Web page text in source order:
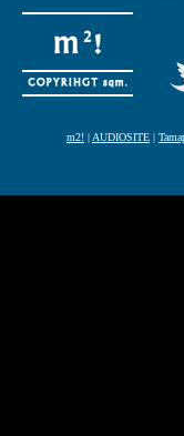
m2! | AUDIOSITE |